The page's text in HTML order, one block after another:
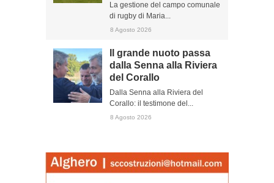
La gestione del campo comunale
di rugby di Maria...
8 Agosto 2026
Il grande nuoto passa
dalla Senna alla Riviera
del Corallo
Dalla Senna alla Riviera del
Corallo: il testimone del...
8 Agosto 2026